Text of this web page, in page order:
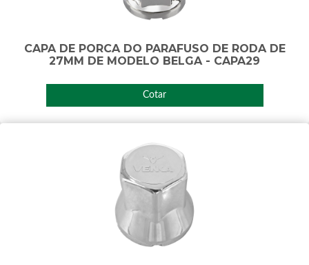
CAPA DE PORCA DO PARAFUSO DE RODA DE
27MM DE MODELO BELGA - CAPA29
Cotar